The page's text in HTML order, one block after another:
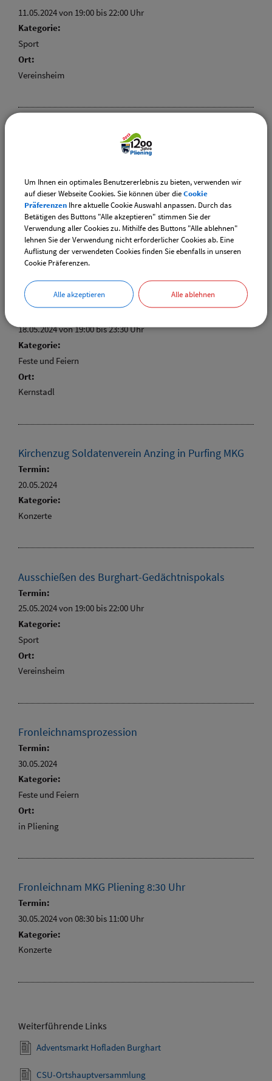
11.05.2024 von 19:00 bis 22:00 Uhr
Kategorie:
Sport
Ort:
Vereinsheim
Maiandacht am Stoabergkreuz
Termin:
17.05.2024 von 19:00bis 21:00 Uhr
Kategorie:
Verschiedenes
Weinfest
18.05.2024 von 19:00bis 23:30 Uhr
Kategorie:
Feste und Feiern
Ort:
Kernstadl
Kirchenzug Soldatenverein Anzing in Purfing MKG
Termin:
20.05.2024
Kategorie:
Konzerte
Ausschießen des Burghart-Gedächtnispokals
Termin:
25.05.2024 von 19:00 bis 22:00 Uhr
Kategorie:
Sport
Ort:
Vereinsheim
Fronleichnamsprozession
Termin:
30.05.2024
Kategorie:
Feste und Feiern
Ort:
in Pliening
Fronleichnam MKG Pliening 8:30 Uhr
Termin:
30.05.2024 von 08:30 bis 11:00 Uhr
Kategorie:
Konzerte
Weiterführende Links
Adventsmarkt Hofladen Burghart
CSU-Ortshauptversammlung
Um Ihnen ein optimales Benutzererlebnis zu bieten, verwenden wir
auf dieser Webseite Cookies. Sie können über dieCookie
Präferenzen Ihre aktuelle Cookie Auswahl anpassen. Durch das
Betätigen des Buttons "Alle akzeptieren" stimmen Sie der
Verwendung aller Cookies zu. Mithilfe des Buttons "Alle ablehnen"
lehnen Sie der Verwendung nicht erforderlicher Cookies ab. Eine
Auflistung der verwendeten Cookies finden Sie ebenfalls in unseren
Cookie Präferenzen.
Alle akzeptieren Alle ablehnen